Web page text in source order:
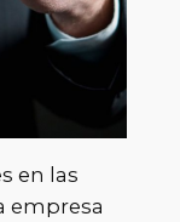
en las
empresa